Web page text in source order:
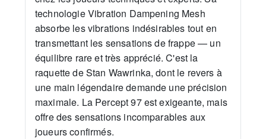
technologie Vibration Dampening Mesh
absorbe les vibrations indésirables tout en
transmettant les sensations de frappe — un
équilibre rare et très apprécié. C'est la
raquette de Stan Wawrinka, dont le revers à
une main légendaire demande une précision
maximale. La Percept 97 est exigeante, mais
offre des sensations incomparables aux
joueurs confirmés.